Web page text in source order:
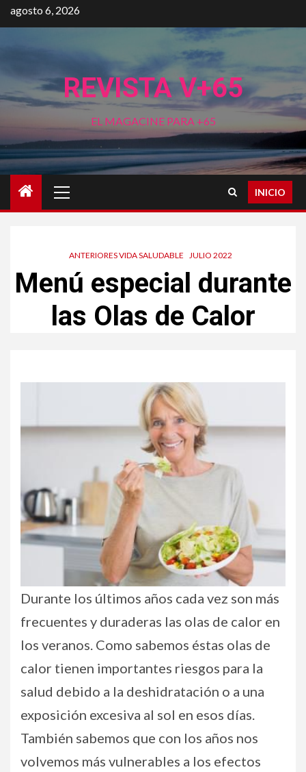
Saltar
al
agosto 6, 2026
REVISTA V+65
EL MAGACINE PARA +65
principal
INICIO
ANTERIORES VIDA SALUDABLE JULIO 2022
Menú especial durante
las Olas de Calor
Durante los últimos años cada vez son más
frecuentes y duraderas las olas de calor en
los veranos. Como sabemos éstas olas de
calor tienen importantes riesgos para la
salud debido a la deshidratación o a una
exposición excesiva al sol en esos días.
También sabemos que con los años nos
volvemos más vulnerables a los efectos